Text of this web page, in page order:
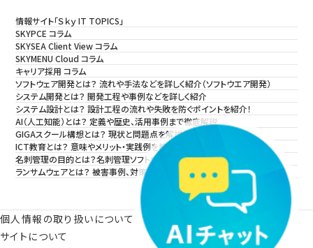
情報サイト「Ｓｋｙ IT TOPICS」
SKYPCE コラム
SKYSEA Client View コラム
SKYMENU Cloud コラム
キャリア採用 コラム
ソフトウェア開発とは？ 流れや手法などを詳しく紹介（ソフトウエア開発）
システム開発とは？ 開発工程や事例などを詳しく紹介
システム設計とは？ 設計工程の流れや失敗を防ぐポイントを紹介！
AI（人工知能）とは？ 定義や歴史、活用事例まで徹底解説
GIGAスクール構想とは？ 現状と問題点を解説
ICT教育とは？ 意味やメリット・実践例を簡単に解説
名刺管理の目的とは？名刺管理ソフトウェアの導入方法・事例も紹介！
ランサムウェアとは？ 被害事例、対策・対処法を解説
個人情報の取り扱いについて
サイトについて